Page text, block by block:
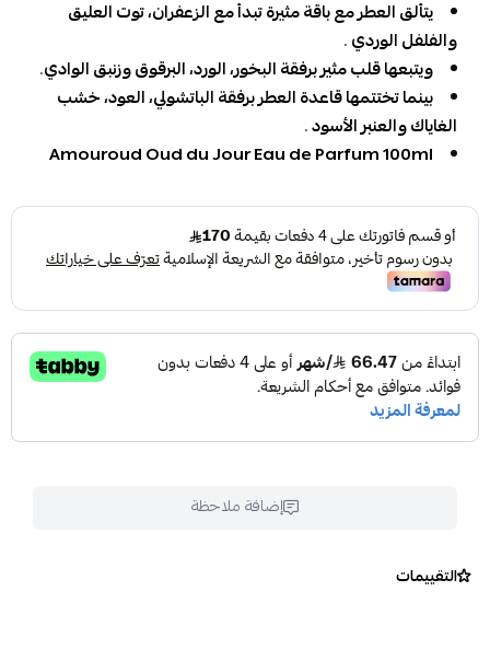
يتألق العطر مع باقة مثيرة تبدأ مع الزعفران، توت العليق
والفلفل الوردي .
ويتبعها قلب مثير برفقة البخور، الورد، البرقوق وزنبق الوادي.
بينما تختتمها قاعدة العطر برفقة الباتشولي، العود، خشب
الغاياك والعنبر الأسود .
Amouroud Oud du Jour Eau de Parfum 100ml
إضافة ملاحظة
التقييمات